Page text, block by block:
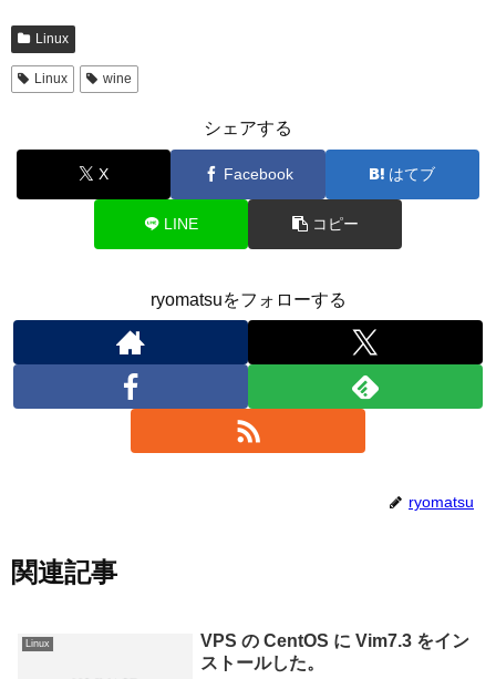
Linux
Linux wine
シェアする
X Facebook はてブ
LINE コピー
ryomatsuをフォローする
ryomatsu
関連記事
Linux
VPS の CentOS に Vim7.3 をイン
ストールした。